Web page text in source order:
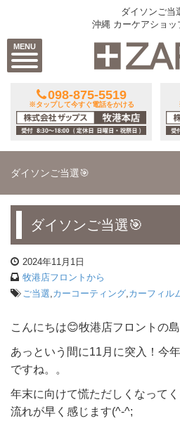
MENU
ダイソンご当
沖縄 カーケアショッ
098-875-5519
※タップして今すぐ電話をかける
ダイソンご当選🎯
ダイソンご当選🎯
2024年11月1日
牧港店フロントから
ご当選 カーコーティング カーフィル
こんにちは😊牧港店フロントの島
あっという間に11月に突入！今
ですね。。
年末に向けて慌ただしくなって
流れが早く感じます(^-^;